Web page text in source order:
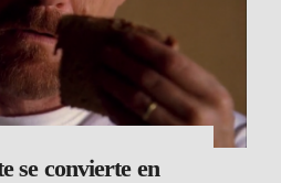
se convierte en